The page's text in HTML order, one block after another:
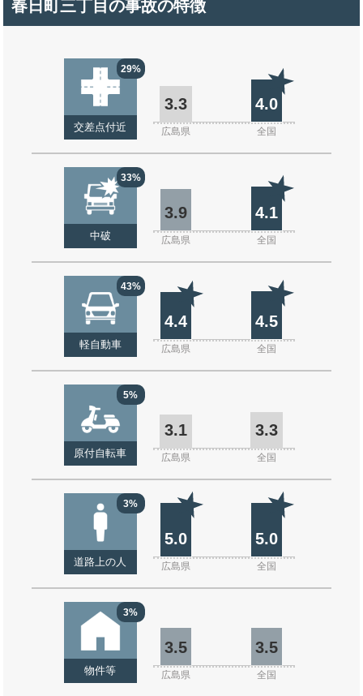
春日町三丁目の事故の特徴
29%
交差点付近
3.3 4.0
広島県 全国
33%
中破
3.9 4.1
広島県 全国
43%
軽自動車
4.4 4.5
広島県 全国
5%
原付自転車
3.1 3.3
広島県 全国
3%
道路上の人
5.0 5.0
広島県 全国
3%
物件等
3.5 3.5
広島県 全国